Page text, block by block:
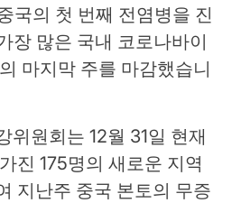
국의 첫 번째 전염병을 진
장 많은 국내 코로나바이
마지막 주를 마감했습니
위원회는 12월 31일 현재
진 175명의 새로운 지역
지난주 중국 본토의 무증